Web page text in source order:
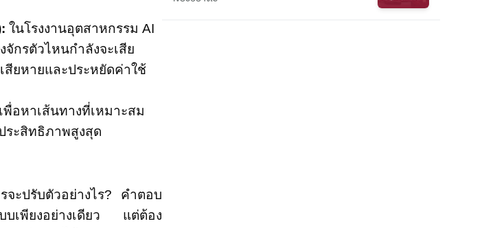
ในโรงงานอุตสาหกรรม AI
จักรตัวไหนกำลังจะเสีย
ยหายและประหยัดค่าใช้
อหาเส้นทางที่เหมาะสม
ระสิทธิภาพสูงสุด
จะปรับตัวอย่างไร? คำตอบ
บเพียงอย่างเดียว แต่ต้อง